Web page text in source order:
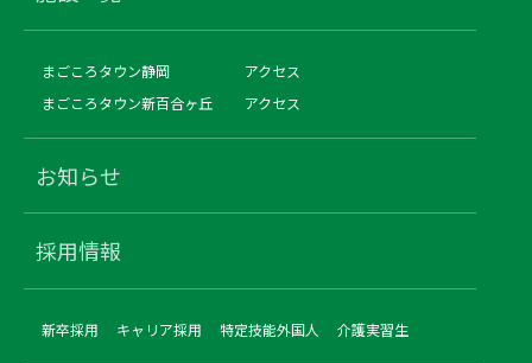
まごころタウン静岡
アクセス
まごころタウン新百合ヶ丘
アクセス
お知らせ
採用情報
新卒採用 キャリア採用 特定技能外国人 介護実習生